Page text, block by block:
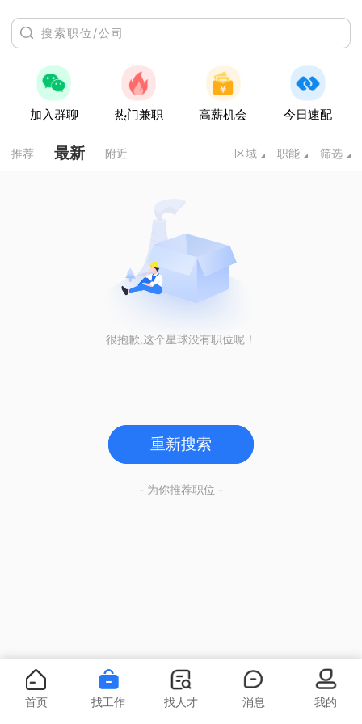
加入群聊 热门兼职 高薪机会 今日速配
推荐 最新 附近 区域 职能 筛选
很抱歉,这个星球没有职位呢！
重新搜索
- 为你推荐职位 -
首页 找工作 找人才 消息 我的